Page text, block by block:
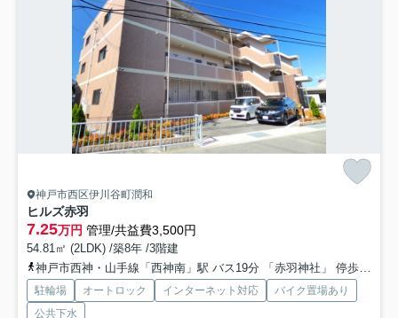
神戸市西区伊川谷町潤和
ヒルズ赤羽
7.25万円 管理/共益費3,500円
54.81㎡ (2LDK) /築8年 /3階建
神戸市西神・山手線「西神南」駅 バス19分 「赤羽神社」 停歩4分
駐輪場 オートロック インターネット対応
バイク置場あり
公共下水